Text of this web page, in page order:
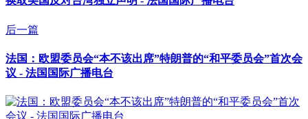
后一篇
法国：欧盟委员会“本不该出席”特朗普的“和平委员会”首次会
议 - 法国国际广播电台